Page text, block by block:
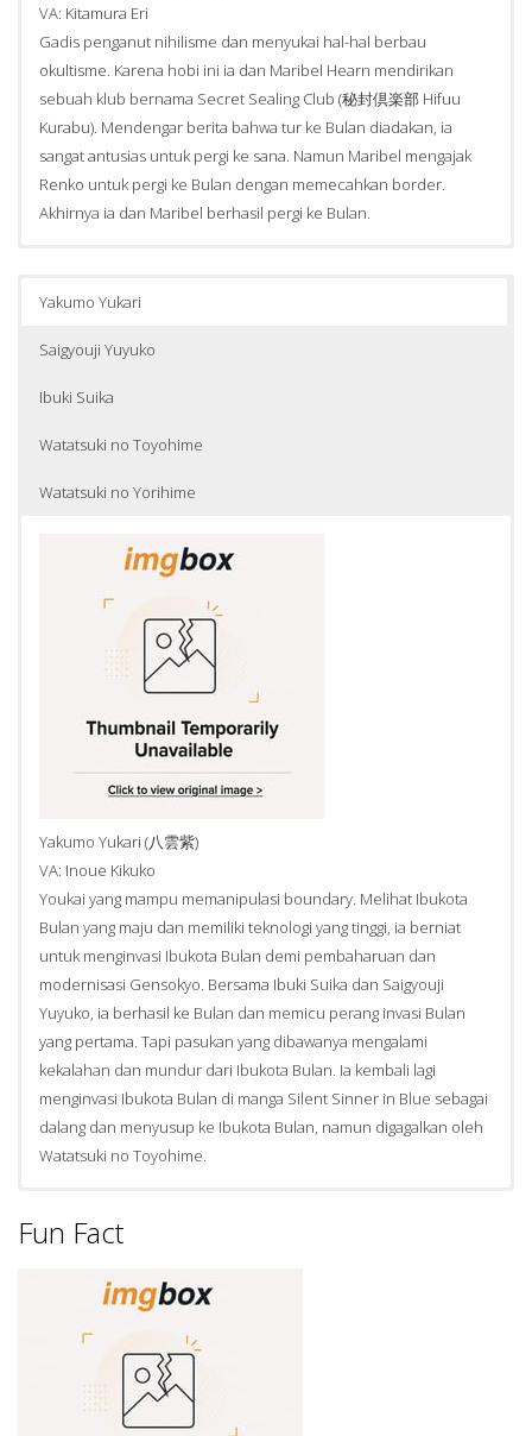
VA: Kitamura Eri
Gadis penganut nihilisme dan menyukai hal-hal berbau
okultisme. Karena hobi ini ia dan Maribel Hearn mendirikan
sebuah klub bernama Secret Sealing Club (秘封倶楽部 Hifuu
Kurabu). Mendengar berita bahwa tur ke Bulan diadakan, ia
sangat antusias untuk pergi ke sana. Namun Maribel mengajak
Renko untuk pergi ke Bulan dengan memecahkan border.
Akhirnya ia dan Maribel berhasil pergi ke Bulan.
Maribel Hearn (マエリベリー・ハーン)
VA: Hanazawa Kana
Teman dekat Usami Renko yang mampu memecahkan
boundary. Melihat antusiasme Renko yang ingin pergi ke Bulan,
ia memutuskan untuk pergi bersama ke Bulan dengan
memecahkan border yang memisahkan ilusi Bulan dan Bulan asli
sekaligus menyelidiki misteri dibalik legenda Bulan. Akhirnya ia
berhasil memecahkan border dan pergi ke Bulan bersama
Renko.
Yagokoro Eirin (八意永琳)
VA: Shimamoto Sumi
Cendekiawan Bulan yang mampu membuat segala jenis obat.
Karena ia telah membuat obat keabadian dan memberikannya
kepada Kaguya, ia diusir dari Ibukota Bulan dan dicap “tidak
murni” oleh Kaisar Tsukuyomi. Dialah yang membawa kabur
Kaguya ke Bumi (Gensokyo) dan kini mereka berdua tinggal di
Houraisan Kaguya (蓬来山輝夜)
Putri Bulan yang meminum obat keabadian. Sama seperti
Yagokoro Eirin, ia juga diusir dari Ibukota Bulan. Sebelum kabur,
ia dijatuhi hukuman berupa perubahan status menjadi “yang
tidak murni” dan harus menjalani pengampunan dosa dengan
mengadakan Reigetsusai. Dia dan Eirin berhasil kabur dari
Ibukota Bulan, dan kini tinggal bersama Yagokoro Eirin di Eientei.
Pangeran Tsuku (都久親王)
VA: Inoue Kazuhiko
Cendikiawan Bulan yang merupakan rival dari Yagokoro Eirin. Ia
menuduh Yagokoro Eirin dan Houraisan Kaguya telah membuat
obat keabadian yang dapat mencoreng nama baik Kaisar
Tsukuyomi dan Ibukota Bulan.
Pangeran Sasarae (細愛親王)
VA: Koyama Rikiya
Panglima tertinggi sekaligus prajurit terkuat di Ibukota Bulan.
Pangeran yang merupakan sekutu Pangeran Tsuku ini memimpin
pasukan Ibukota Bulan ketika pasukan dari Bumi datang
menginvasi Ibukota Bulan. Terlibat perang intensif dengan Ibuki
Suika dan berhasil mengusir pasukan Bumi dari Ibukota Bulan.
Yakumo Yukari
Saigyouji Yuyuko
Ibuki Suika
Watatsuki no Toyohime
Watatsuki no Yorihime
Yakumo Yukari (八雲紫)
VA: Inoue Kikuko
Youkai yang mampu memanipulasi boundary. Melihat Ibukota
Bulan yang maju dan memiliki teknologi yang tinggi, ia berniat
untuk menginvasi Ibukota Bulan demi pembaharuan dan
modernisasi Gensokyo. Bersama Ibuki Suika dan Saigyouji
Yuyuko, ia berhasil ke Bulan dan memicu perang invasi Bulan
yang pertama. Tapi pasukan yang dibawanya mengalami
kekalahan dan mundur dari Ibukota Bulan. Ia kembali lagi
menginvasi Ibukota Bulan di manga Silent Sinner in Blue sebagai
dalang dan menyusup ke Ibukota Bulan, namun digagalkan oleh
Watatsuki no Toyohime.
Fun Fact